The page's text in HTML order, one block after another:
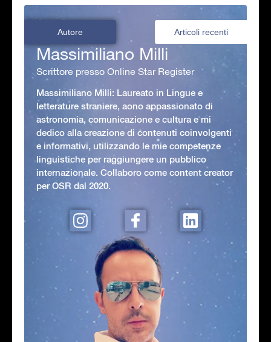
Autore Articoli recenti
Massimiliano Milli
Scrittore presso Online Star Register
Massimiliano Milli: Laureato in Lingue e
letterature straniere, aono appassionato di
astronomia, comunicazione e cultura e mi
dedico alla creazione di contenuti coinvolgenti
e informativi, utilizzando le mie competenze
linguistiche per raggiungere un pubblico
internazionale. Collaboro come content creator
per OSR dal 2020.